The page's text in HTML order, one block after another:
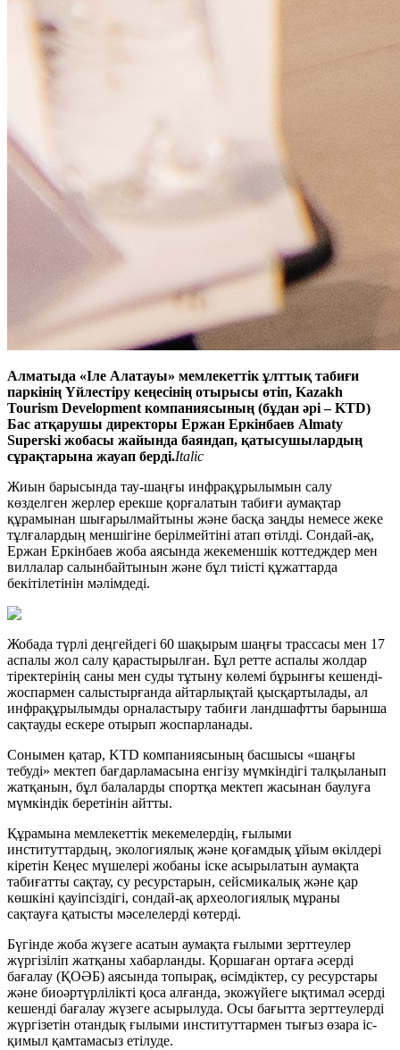
Алматыда «Іле Алатауы» мемлекеттік ұлттық табиғи
паркінің Үйлестіру кеңесінің отырысы өтіп, Kazakh
Tourism Development компаниясының (бұдан әрі – KTD)
Бас атқарушы директоры Ержан Еркінбаев Almaty
Superski жобасы жайында баяндап, қатысушылардың
сұрақтарына жауап берді.Italic
Жиын барысында тау-шаңғы инфрақұрылымын салу
көзделген жерлер ерекше қорғалатын табиғи аумақтар
құрамынан шығарылмайтыны және басқа заңды немесе жеке
тұлғалардың меншігіне берілмейтіні атап өтілді. Сондай-ақ,
Ержан Еркінбаев жоба аясында жекеменшік коттедждер мен
виллалар салынбайтынын және бұл тиісті құжаттарда
бекітілетінін мәлімдеді.
Жобада түрлі деңгейдегі 60 шақырым шаңғы трассасы мен 17
аспалы жол салу қарастырылған. Бұл ретте аспалы жолдар
тіректерінің саны мен суды тұтыну көлемі бұрынғы кешенді-
жоспармен салыстырғанда айтарлықтай қысқартылады, ал
инфрақұрылымды орналастыру табиғи ландшафтты барынша
сақтауды ескере отырып жоспарланады.
Сонымен қатар, KTD компаниясының басшысы «шаңғы
тебуді» мектеп бағдарламасына енгізу мүмкіндігі талқыланып
жатқанын, бұл балаларды спортқа мектеп жасынан баулуға
мүмкіндік беретінін айтты.
Құрамына мемлекеттік мекемелердің, ғылыми
институттардың, экологиялық және қоғамдық ұйым өкілдері
кіретін Кеңес мүшелері жобаны іске асырылатын аумақта
табиғатты сақтау, су ресурстарын, сейсмикалық және қар
көшкіні қауіпсіздігі, сондай-ақ археологиялық мұраны
сақтауға қатысты мәселелерді көтерді.
Бүгінде жоба жүзеге асатын аумақта ғылыми зерттеулер
жүргізіліп жатқаны хабарланды. Қоршаған ортаға әсерді
бағалау (ҚОӘБ) аясында топырақ, өсімдіктер, су ресурстары
және биоәртүрлілікті қоса алғанда, экожүйеге ықтимал әсерді
кешенді бағалау жүзеге асырылуда. Осы бағытта зерттеулерді
жүргізетін отандық ғылыми институттармен тығыз өзара іс-
қимыл қамтамасыз етілуде.